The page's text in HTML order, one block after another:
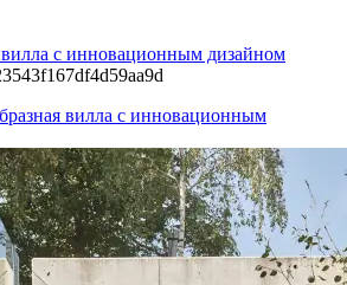
с инновационным дизайном
вилла с инновационным